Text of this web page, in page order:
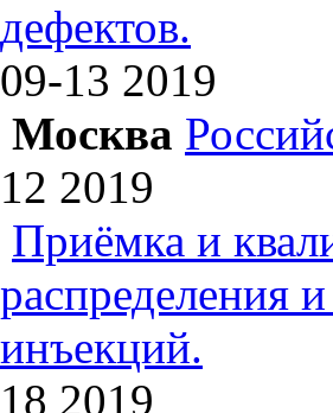
дефектов.
09-13 2019
Москва
12 2019
Приёмка и
распределения
инъекций.
18 2019